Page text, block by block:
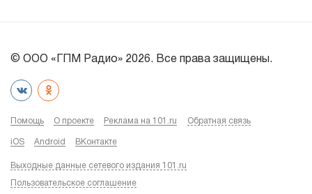
© ООО «ГПМ Радио» 2026. Все права защищены.
Помощь О проекте Реклама на 101.ru Обратная связь
iOS Android ВКонтакте
Выходные данные сетевого издания 101.ru
Пользовательское соглашение